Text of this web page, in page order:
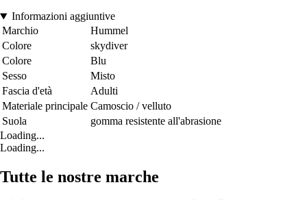
Informazioni aggiuntive
Marchio
Hummel
Colore
skydiver
Colore
Blu
Sesso
Misto
Fascia d'età
Adulti
Materiale principale Camoscio / velluto
Suola
gomma resistente all'abrasione
Loading...
Loading...
Tutte le nostre marche